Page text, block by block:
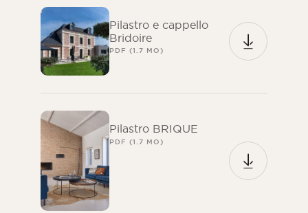
Pilastro e cappello
Bridoire
PDF (1.7 MO)
Pilastro BRIQUE
PDF (1.7 MO)